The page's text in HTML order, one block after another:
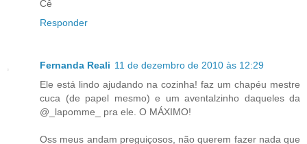
Cê
Responder
Fernanda Reali 11 de dezembro de 2010 às 12:29
Ele está lindo ajudando na cozinha! faz um chapéu mestre
cuca (de papel mesmo) e um aventalzinho daqueles da
@_lapomme_ pra ele. O MÁXIMO!
Oss meus andam preguiçosos, não querem fazer nada que